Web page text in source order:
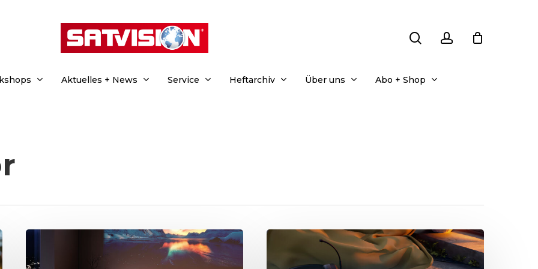
Aktuelles + News Service Heftarchiv Über uns Abo + Shop